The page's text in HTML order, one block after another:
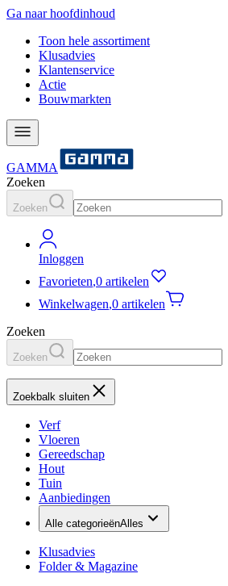
Ga naar hoofdinhoud
Toon hele assortiment
Klusadvies
Klantenservice
Actie
Bouwmarkten
GAMMA
Zoeken
Zoeken
Inloggen
Favorieten,0 artikelen
Winkelwagen,0 artikelen
Zoeken
Zoeken
Zoekbalk sluiten
Verf
Vloeren
Gereedschap
Hout
Tuin
Aanbiedingen
Alle categorieënAlles
Klusadvies
Folder & Magazine